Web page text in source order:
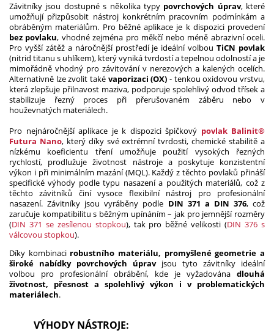
Závitníky jsou dostupné s několika typy povrchových úprav, které
umožňují přizpůsobit nástroj konkrétním pracovním podmínkám a
obráběným materiálům. Pro běžné aplikace je k dispozici provedení
bez povlaku, vhodné zejména pro měkčí nebo méně abrazivní oceli.
Pro vyšší zátěž a náročnější prostředí je ideální volbouTiCN povlak
(nitrid titanu s uhlíkem), který vyniká tvrdostí a tepelnou odolností a je
mimořádně vhodný pro závitování v nerezových a kalených ocelích.
Alternativně lze zvolit také vaporizaci (OX) - tenkou oxidovou vrstvu,
která zlepšuje přilnavost maziva, podporuje spolehlivý odvod třísek a
stabilizuje řezný proces při přerušovaném záběru nebo v
houževnatých materiálech.
Pro nejnáročnější aplikace je k dispozici špičkový povlak Balinit®
Futura Nano, který díky své extrémní tvrdosti, chemické stabilitě a
nízkému koeficientu tření umožňuje použití vysokých řezných
rychlostí, prodlužuje životnost nástroje a poskytuje konzistentní
výkon i při minimálním mazání (MQL). Každý z těchto povlaků přináší
specifické výhody podle typu nasazení a použitých materiálů, což z
těchto závitníků činí vysoce flexibilní nástroj pro profesionální
nasazení.Závitníky jsou vyráběny podle DIN 371 a DIN 376, což
zaručuje kompatibilitu s běžným upínáním – jak pro jemnější rozměry
(DIN 371 se zesílenou stopkou), tak pro běžné velikosti (DIN 376 s
válcovou stopkou).
Díky kombinaci robustního materiálu, promyšlené geometrie a
široké nabídky povrchových úpravjsou tyto závitníky ideální
volbou pro profesionální obrábění, kde je vyžadována dlouhá
životnost, přesnost a spolehlivý výkon i v problematických
materiálech.
VÝHODY NÁSTROJE: